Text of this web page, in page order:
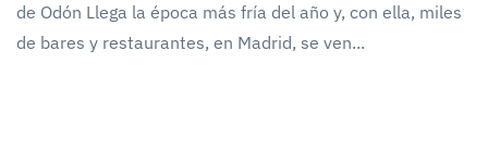
de Odón Llega la época más fría del año y, con ella, miles
de bares y restaurantes, en Madrid, se ven...